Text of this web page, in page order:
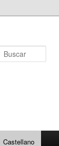
Castellano